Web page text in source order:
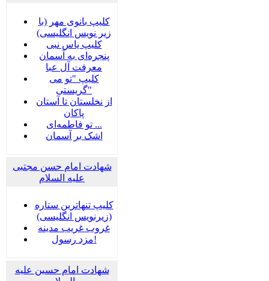
کلیپ بانوی مهر (با
زیر نویس انگلیسی)
کلیپ یاس نبی
پنجره‌ای به آسمان
معرفت آل عبا
کلیپ "تو می
گریستی"
از نخلستان تا آستان
پاکان
تو فاطمه‌ای ...
اشک بر آسمان
شهادت امام حسن مجتبی
علیه السلام
کلیپ تنهاترین ستاره
(زیرنویس انگلیسی)
غروب غریب مدینه
مزد رسول!
شهادت امام حسین علیه